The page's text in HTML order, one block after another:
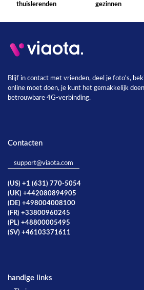
thuislerenden
gezinnen
Blijf in contact met vrienden, deel je foto's,
online moet doen, je kunt het gemakkelijk
betrouwbare 4G-verbinding.
Contacten
support@viaota.com
(US) +1 (631) 770-5054
(UK) +442080894905
(DE) +498004008100
(FR) +33800960245
(PL) +48800005495
(SV) +46103371611
handige links